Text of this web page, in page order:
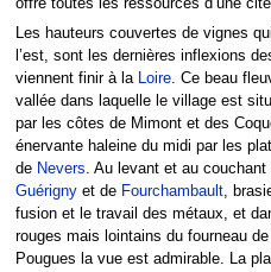
navigation
recherche
Les hauteurs couvertes de vignes
l’est, sont les dernières inflexions
viennent finir à la Loire. Ce beau
vallée dans laquelle le village est
par les côtes de Mimont et des
énervante haleine du midi par les
de Nevers. Au levant et au
Guérignyet de Fourchambault,
fusion et le travail des métaux, et
rouges mais lointains du fourneau
Pougues la vue est admirable. La